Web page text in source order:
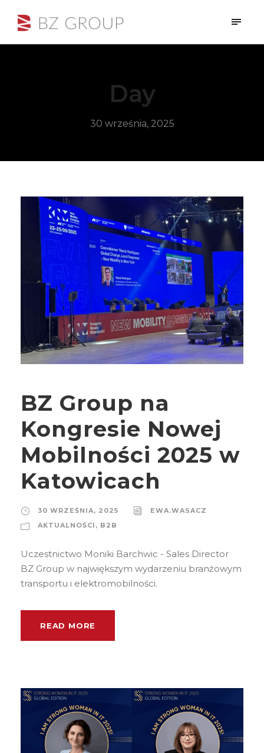
Day
30 września, 2025
BZ Group na
Kongresie Nowej
Mobilności 2025 w
Katowicach
30 WRZEŚNIA, 2025
EWA.WASACZ
AKTUALNOŚCI , B2B
Uczestnictwo Moniki Barchwic - Sales Director
BZ Group w największym wydarzeniu branżowym
transportu i elektromobilności.
READ MORE